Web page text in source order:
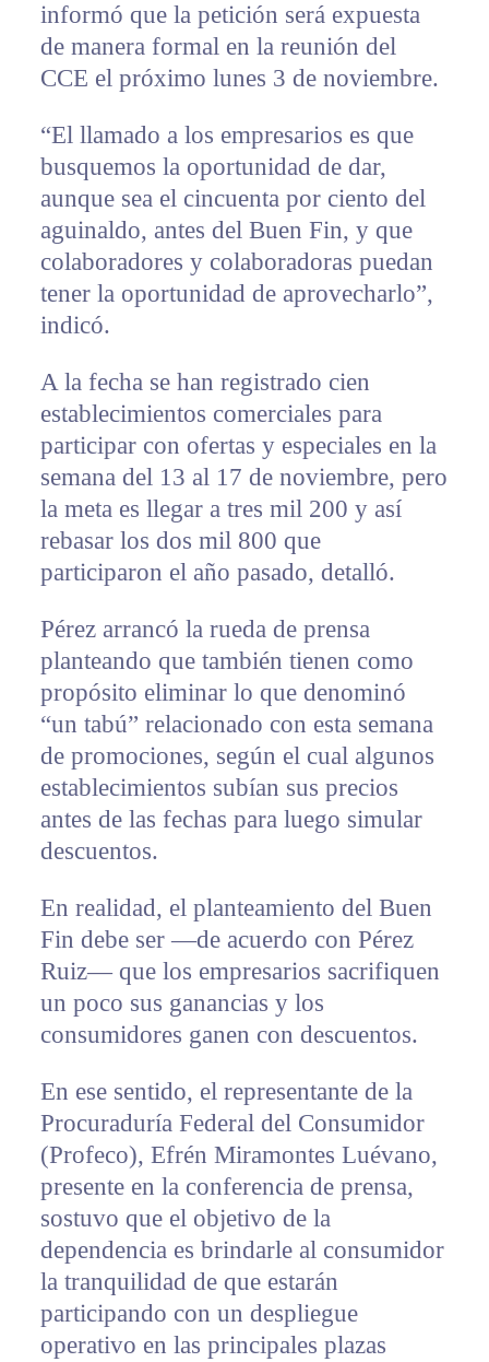
informó que la petición será expuesta
de manera formal en la reunión del
CCE el próximo lunes 3 de noviembre.
“El llamado a los empresarios es que
busquemos la oportunidad de dar,
aunque sea el cincuenta por ciento del
aguinaldo, antes del Buen Fin, y que
colaboradores y colaboradoras puedan
tener la oportunidad de aprovecharlo”,
indicó.
A la fecha se han registrado cien
establecimientos comerciales para
participar con ofertas y especiales en la
semana del 13 al 17 de noviembre, pero
la meta es llegar a tres mil 200 y así
rebasar los dos mil 800 que
participaron el año pasado, detalló.
Pérez arrancó la rueda de prensa
planteando que también tienen como
propósito eliminar lo que denominó
“un tabú” relacionado con esta semana
de promociones, según el cual algunos
establecimientos subían sus precios
antes de las fechas para luego simular
descuentos.
En realidad, el planteamiento del Buen
Fin debe ser —de acuerdo con Pérez
Ruiz— que los empresarios sacrifiquen
un poco sus ganancias y los
consumidores ganen con descuentos.
En ese sentido, el representante de la
Procuraduría Federal del Consumidor
(Profeco), Efrén Miramontes Luévano,
presente en la conferencia de prensa,
sostuvo que el objetivo de la
dependencia es brindarle al consumidor
la tranquilidad de que estarán
participando con un despliegue
operativo en las principales plazas